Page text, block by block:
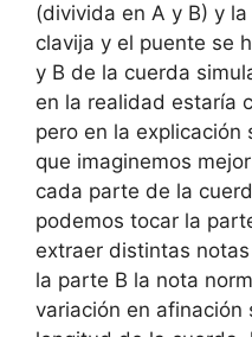
(divivida en A y B) y
clavija y el puente se
y B de la cuerda
en la realidad estaría
pero en la explicación
que imaginemos
cada parte de la
podemos tocar la
extraer distintas
la parte B la nota
variación en